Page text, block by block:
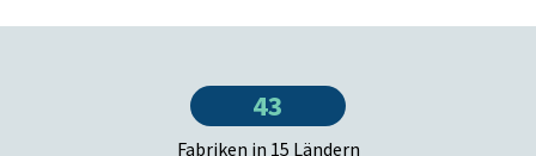
43
Fabriken in 15 Ländern